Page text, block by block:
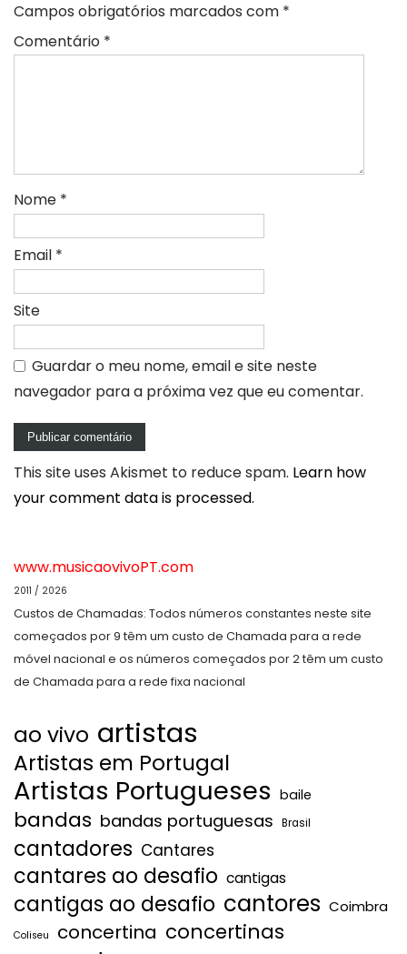
Campos obrigatórios marcados com *
Comentário *
Nome *
Email *
Site
Guardar o meu nome, email e site neste
navegador para a próxima vez que eu comentar.
This site uses Akismet to reduce spam. Learn how
your comment data is processed.
www.musicaovivoPT.com
2011 / 2026
Custos de Chamadas: Todos números constantes neste site
começados por 9 têm um custo de Chamada para a rede
móvel nacional e os números começados por 2 têm um custo
de Chamada para a rede fixa nacional
ao vivo artistas
Artistas em Portugal
Artistas Portugueses baile
bandas bandas portuguesas Brasil
cantadores Cantares
cantares ao desafio cantigas
cantigas ao desafio cantores Coimbra
Coliseu concertina concertinas